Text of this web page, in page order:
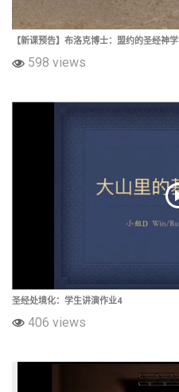
【新课预告】布洛克博士：盟约的圣经神学
598 views
圣经处境化：学生讲演作业4
406 views